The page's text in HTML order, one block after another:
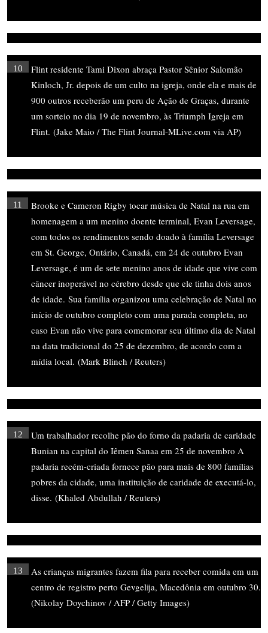
10
Flint residente Tami Dixon abraça Pastor Sênior Salomão
Kinloch, Jr. depois de um culto na igreja, onde ela e mais de
900 outros receberão um peru de Ação de Graças, durante
um sorteio no dia 19 de novembro, às Triumph Igreja em
Flint. (Jake Maio / The Flint Journal-MLive.com via AP)
11
Brooke e Cameron Rigby tocar música de Natal na rua em
homenagem a um menino doente terminal, Evan Leversage,
com todos os rendimentos sendo doado à família Leversage
em St. George, Ontário, Canadá, em 24 de outubro Evan
Leversage, é um de sete menino anos de idade que vive com
câncer inoperável no cérebro desde que ele tinha dois anos
de idade. Sua família organizou uma celebração de Natal no
início de outubro completo com uma parada completa, no
caso Evan não vive para comemorar seu último dia de Natal
na data tradicional do 25 de dezembro, de acordo com a
mídia local. (Mark Blinch / Reuters)
12
Um trabalhador recolhe pão do forno da padaria de caridade
Bunian na capital do Iêmen Sanaa em 25 de novembro A
padaria recém-criada fornece pão para mais de 800 famílias
pobres da cidade, uma instituição de caridade de executá-lo,
disse. (Khaled Abdullah / Reuters)
13
As crianças migrantes fazem fila para receber comida em um
centro de registro perto Gevgelija, Macedônia em outubro 30.
(Nikolay Doychinov / AFP / Getty Images)